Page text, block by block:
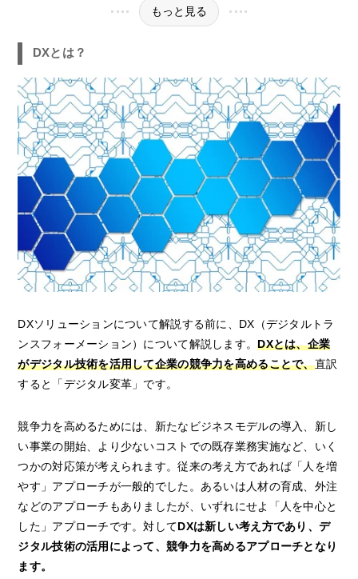
もっと見る
DXとは？
DXソリューションについて解説する前に、DX（デジタルトラ
ンスフォーメーション）について解説します。DXとは、企業
がデジタル技術を活用して企業の競争力を高めることで、直訳
すると「デジタル変革」です。
競争力を高めるためには、新たなビジネスモデルの導入、新し
い事業の開始、より少ないコストでの既存業務実施など、いく
つかの対応策が考えられます。従来の考え方であれば「人を増
やす」アプローチが一般的でした。あるいは人材の育成、外注
などのアプローチもありましたが、いずれにせよ「人を中心と
した」アプローチです。対してDXは新しい考え方であり、デ
ジタル技術の活用によって、競争力を高めるアプローチとなり
ます。